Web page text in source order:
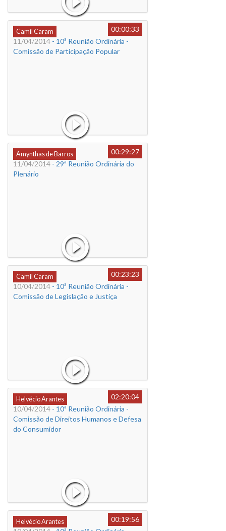
Camil Caram
00:00:33
11/04/2014 - 10ª Reunião Ordinária -
Comissão de Participação Popular
Amynthas de Barros
00:29:27
11/04/2014 - 29ª Reunião Ordinária do
Plenário
Camil Caram
00:23:23
10/04/2014 - 10ª Reunião Ordinária -
Comissão de Legislação e Justiça
Helvécio Arantes
02:20:04
10/04/2014 - 10ª Reunião Ordinária -
Comissão de Direitos Humanos e Defesa
do Consumidor
Helvécio Arantes
00:19:56